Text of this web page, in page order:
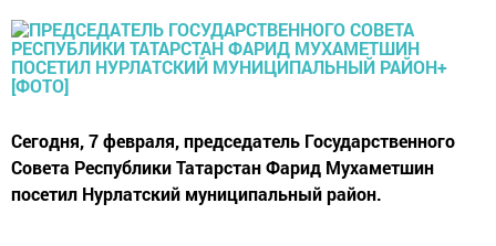
Сегодня, 7 февраля, председатель Государственного
Совета Республики Татарстан Фарид Мухаметшин
посетил Нурлатский муниципальный район.